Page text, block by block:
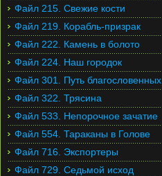
Файл 215. Свежие кости
Файл 219. Корабль-призрак
Файл 222. Камень в болото
Файл 224. Наш городок
Файл 301. Путь благословенных
Файл 322. Трясина
Файл 533. Непорочное зачатие
Файл 554. Тараканы в Голове
Файл 716. Экспортеры
Файл 729. Седьмой исход